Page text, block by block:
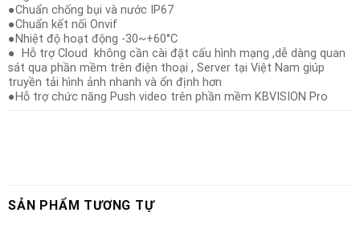
●Chuẩn chống bụi và nước IP67
●Chuẩn kết nối Onvif
●Nhiệt độ hoạt động -30~+60°C
● Hỗ trợ Cloud không cần cài đặt cấu hình mạng ,dễ dàng quan
sát qua phần mềm trên điện thoại , Server tại Việt Nam giúp
truyền tải hình ảnh nhanh và ổn định hơn
●Hỗ trợ chức năng Push video trên phần mềm KBVISION Pro
SẢN PHẨM TƯƠNG TỰ